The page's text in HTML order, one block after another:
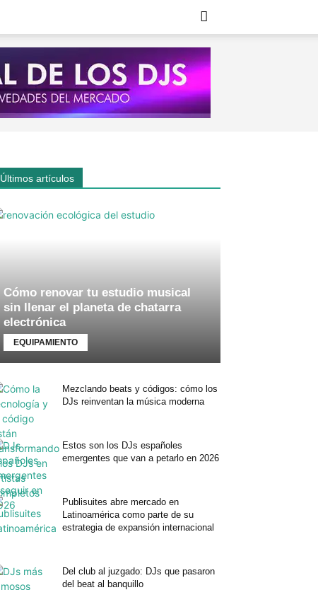
Últimos artículos
Cómo renovar tu estudio musical
sin llenar el planeta de chatarra
electrónica
EQUIPAMIENTO
Mezclando beats y códigos: cómo los
DJs reinventan la música moderna
Estos son los DJs españoles
emergentes que van a petarlo en 2026
Publisuites abre mercado en
Latinoamérica como parte de su
estrategia de expansión internacional
Del club al juzgado: DJs que pasaron
del beat al banquillo